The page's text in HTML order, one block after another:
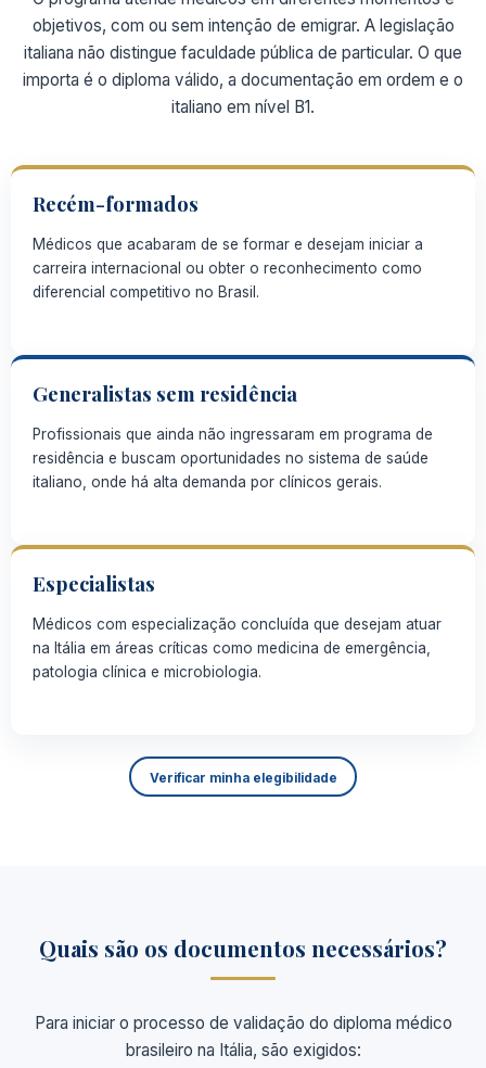
objetivos, com ou sem intenção de emigrar. A legislação
italiana não distingue faculdade pública de particular. O que
importa é o diploma válido, a documentação em ordem e o
italiano em nível B1.
Recém-formados
Médicos que acabaram de se formar e desejam iniciar a
carreira internacional ou obter o reconhecimento como
diferencial competitivo no Brasil.
Generalistas sem residência
Profissionais que ainda não ingressaram em programa de
residência e buscam oportunidades no sistema de saúde
italiano, onde há alta demanda por clínicos gerais.
Especialistas
Médicos com especialização concluída que desejam atuar
na Itália em áreas críticas como medicina de emergência,
patologia clínica e microbiologia.
Verificar minha elegibilidade
Quais são os documentos necessários?
Para iniciar o processo de validação do diploma médico
brasileiro na Itália, são exigidos: